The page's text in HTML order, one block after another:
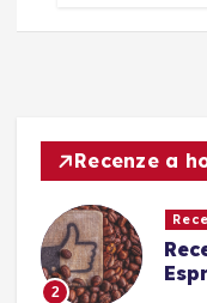
Recenze a
2